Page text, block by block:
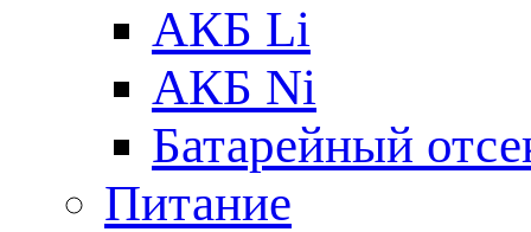
АКБ Li
АКБ Ni
Батарейный
Питание